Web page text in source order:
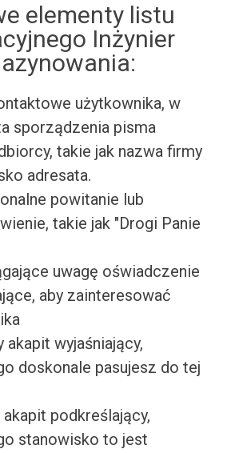
elementy listu
Inżynier
użytkownika, w
sporządzenia pisma
takie jak nazwa firmy
adresata.
powitanie lub
takie jak "Drogi Panie
uwagę oświadczenie
aby zainteresować
akapit wyjaśniający,
doskonale pasujesz do tej
akapit podkreślający,
stanowisko to jest